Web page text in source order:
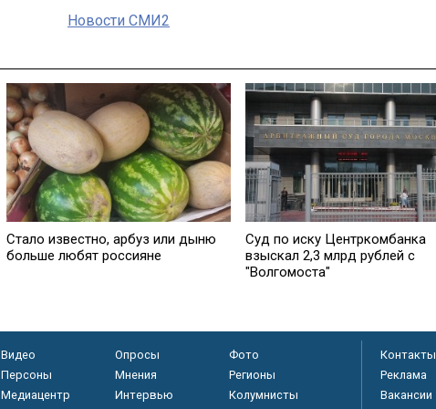
Новости СМИ2
Стало известно, арбуз или дыню
больше любят россияне
Суд по иску Центркомбанка
взыскал 2,3 млрд рублей с
"Волгомоста"
Видео Опросы
Фото
Персоны
Мнения
Регионы
Медиацентр
Интервью Колумнисты
Контакты
Реклама
Вакансии